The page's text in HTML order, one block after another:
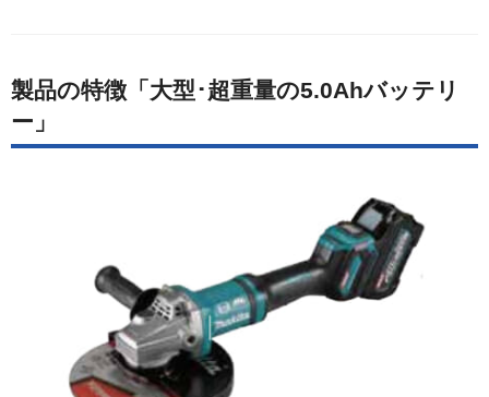
製品の特徴「大型･超重量の5.0Ahバッテリ
ー」